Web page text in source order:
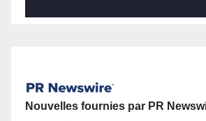
Nouvelles fournies par PR